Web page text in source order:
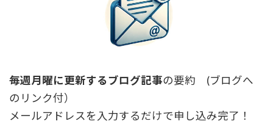
毎週月曜に更新するブログ記事の要約 (ブログへ
のリンク付）
メールアドレスを入力するだけで申し込み完了！